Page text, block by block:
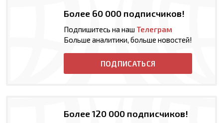
Более 60 000 подписчиков!
Подпишитесь на наш Телеграм
Больше аналитики, больше новостей!
ПОДПИСАТЬСЯ
Более 120 000 подписчиков!